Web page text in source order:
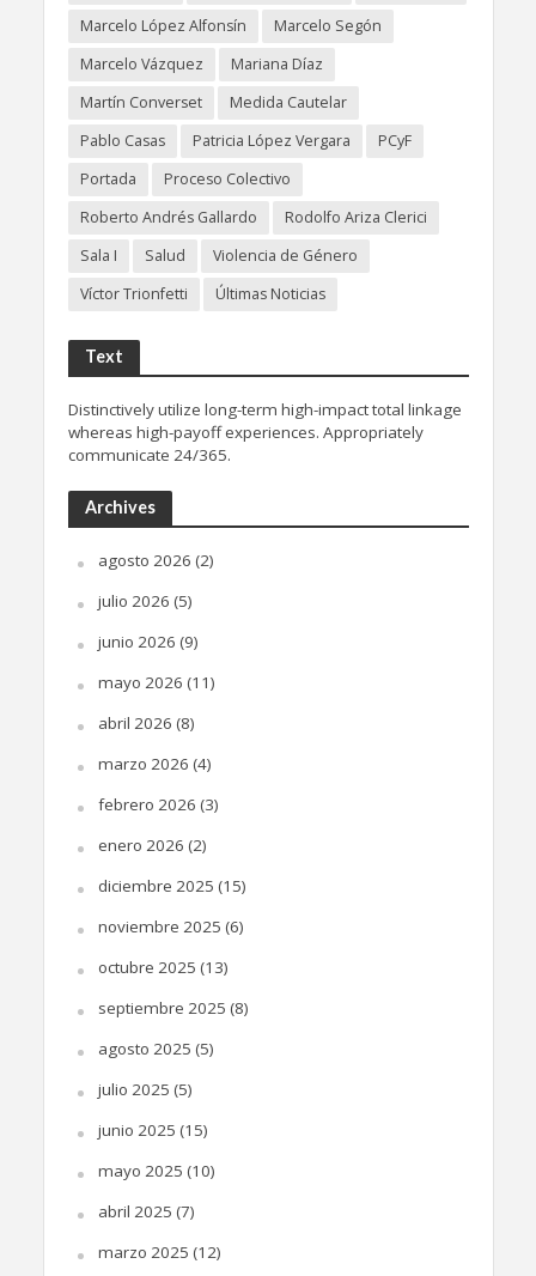
Marcelo López Alfonsín
Marcelo Segón
Marcelo Vázquez
Mariana Díaz
Martín Converset
Medida Cautelar
Pablo Casas
Patricia López Vergara
PCyF
Portada
Proceso Colectivo
Roberto Andrés Gallardo
Rodolfo Ariza Clerici
Sala I
Salud
Violencia de Género
Víctor Trionfetti
Últimas Noticias
Text
Distinctively utilize long-term high-impact total linkage
whereas high-payoff experiences. Appropriately
communicate 24/365.
Archives
agosto 2026 (2)
julio 2026 (5)
junio 2026 (9)
mayo 2026 (11)
abril 2026 (8)
marzo 2026 (4)
febrero 2026 (3)
enero 2026 (2)
diciembre 2025 (15)
noviembre 2025 (6)
octubre 2025 (13)
septiembre 2025 (8)
agosto 2025 (5)
julio 2025 (5)
junio 2025 (15)
mayo 2025 (10)
abril 2025 (7)
marzo 2025 (12)